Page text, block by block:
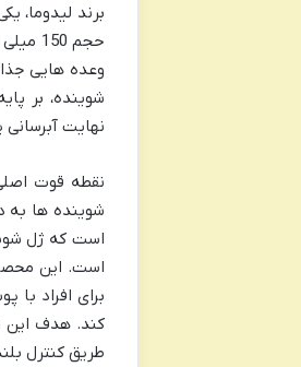
برند لیدوما،
حجم
وعده هایی
شوینده، بر
نهایت
نقطه قوت
است که ژل
است. این
برای افراد
کند. هدف این
طریق کنترل